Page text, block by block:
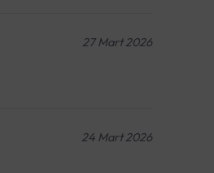
27 Mart 2026
24 Mart 2026